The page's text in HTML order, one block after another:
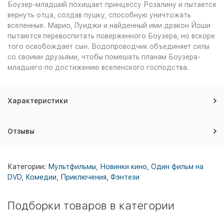
Боузер-младший похищает принцессу Розалину и пытается
вернуть отца, создав пушку, способную уничтожать
вселенные. Марио, Луиджи и найденный ими дракон Йоши
пытаются перевоспитать поверженного Боузера, но вскоре
того освобождает сын. Водопроводчик объединяет силы
со своими друзьями, чтобы помешать планам Боузера-
младшего по достижению вселенского господства.
Характеристики
Отзывы
Категории: Мультфильмы Новинки кино Один фильм на
DVD
Комедии Приключения Фэнтези
Подборки товаров в категории